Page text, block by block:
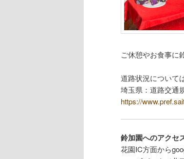
ご休憩やお食事に
道路状況について
埼玉県：道路交通
https://
鈴加園へのアクセ
花園IC方面から